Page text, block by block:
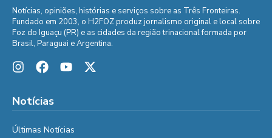
Notícias, opiniões, histórias e serviços sobre as Três Fronteiras.
Fundado em 2003, o H2FOZ produz jornalismo original e local sobre
Foz do Iguaçu (PR) e as cidades da região trinacional formada por
Brasil, Paraguai e Argentina.
Notícias
Últimas Notícias